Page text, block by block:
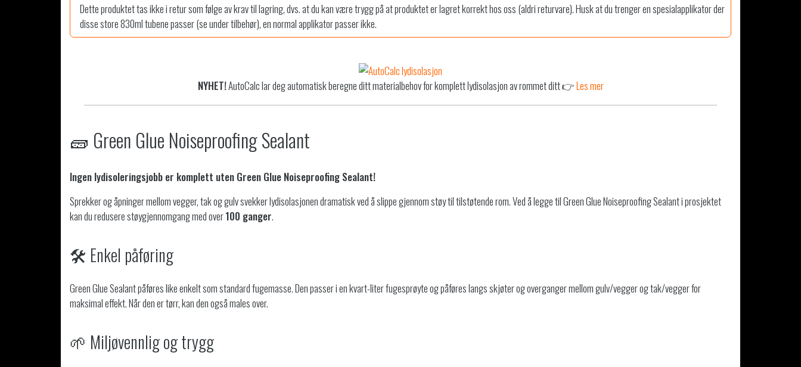
Dette produktet tas ikke i retur som følge av krav til lagring, dvs. at du kan være trygg på at produktet er lagret korrekt hos oss (aldri returvare). Husk at du trenger en spesialapplikator der
disse store 830ml tubene passer (se under tilbehør), en normal applikator passer ikke.
NYHET!AutoCalc lar deg automatisk beregne ditt materialbehov for komplett lydisolasjon av rommet ditt 👉Les mer
🧱 Green Glue Noiseproofing Sealant
Ingen lydisoleringsjobb er komplett uten Green Glue Noiseproofing Sealant!
Sprekker og åpninger mellom vegger, tak og gulv svekker lydisolasjonen dramatisk ved å slippe gjennom støy til tilstøtende rom. Ved å legge til Green Glue Noiseproofing Sealant i prosjektet
kan du redusere støygjennomgang med over100 ganger.
🛠 Enkel påføring
Green Glue Sealant påføres like enkelt som standard fugemasse. Den passer i en kvart-liter fugesprøyte og påføres langs skjøter og overganger mellom gulv/vegger og tak/vegger for
maksimal effekt. Når den er tørr, kan den også males over.
🌱 Miljøvennlig og trygg